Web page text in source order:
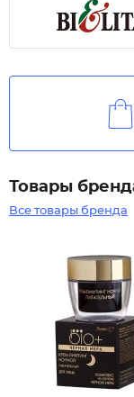
Товары
Все товары бренда